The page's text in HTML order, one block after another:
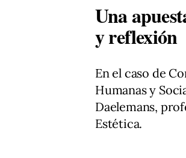
Una
y reflexión
En el caso de
Humanas y
Daelemans,
Estética.